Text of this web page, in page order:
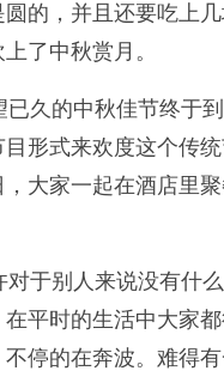
的，并且还要吃上
了中秋赏月。
已久的中秋佳节终于
形式来欢度这个传
大家一起在酒店里
对于别人来说没有什
平时的生活中大家
停的在奔波。难得